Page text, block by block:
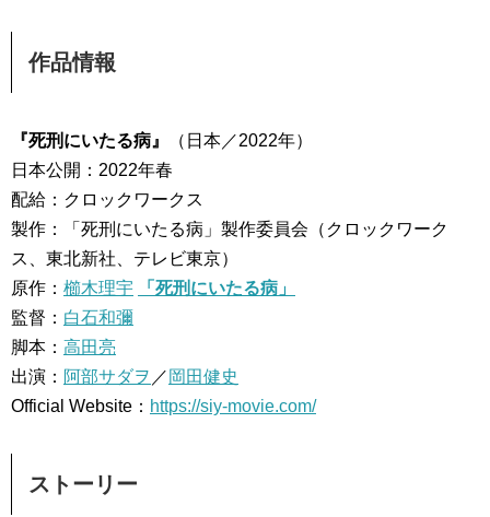
作品情報
『死刑にいたる病』
（日本／2022年）
日本公開：2022年春
配給：クロックワークス
製作：「死刑にいたる病」製作委員会（クロックワーク
ス、東北新社、テレビ東京）
原作： 櫛木理宇
「死刑にいたる病」
監督： 白石和彌
脚本： 高田亮
出演： 阿部サダヲ ／ 岡田健史
Official Website： https://siy-movie.com/
ストーリー